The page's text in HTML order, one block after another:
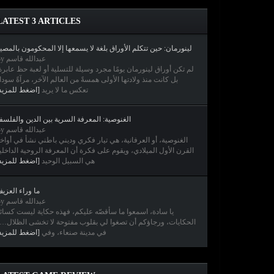
3 ARTICLES
لينورمان: حين تتكلم الأوراق بلغة لا يسمعها إلا المحكومون
By عبدالله قاسم
لم تكن أوراق لينورمان يومًا مجرد وسيلة للتسلية أو لعبة حظ
بل كانت منذ ولادتها الأولى همسةً من العالم الآخر، مرآةً
تعكس ما لا يريد [اضغط
الغنوصية: المعرفة السرية بين الدين
By عبدالله قاسم
الغنوصية، أو العرفانية، هي تيار فكري وديني باطني نشأ في
القرن الأول الميلادي، ويقوم على فكرة أن المعرفة الروحية
هي السبيل الوحيد [اضغط
ما وراء
By عبدالله قاسم
يا سادة، اسمعوا ما سأقصّه عليكم، فهذه حكاية ليست
الحكايات، ورجاؤكم أن تصغوا لي بقلوب مفتوحة لا تخشى الظلال…
في مدينة صنعاء، وفي [اضغط